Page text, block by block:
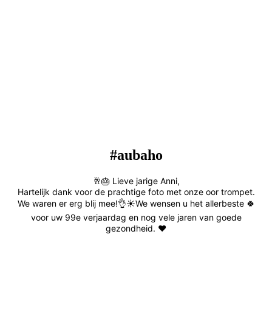
#aubaho
🥂🎂 Lieve jarige Anni,
Hartelijk dank voor de prachtige foto met onze oor trompet.
We waren er erg blij mee!👌☀️We wensen u het allerbeste 🍀
voor uw 99e verjaardag en nog vele jaren van goede
gezondheid. ❤️